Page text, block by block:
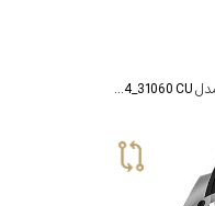
ساعت مچی ابرهارد اند کو مدل MTE31060.04_31060 CU